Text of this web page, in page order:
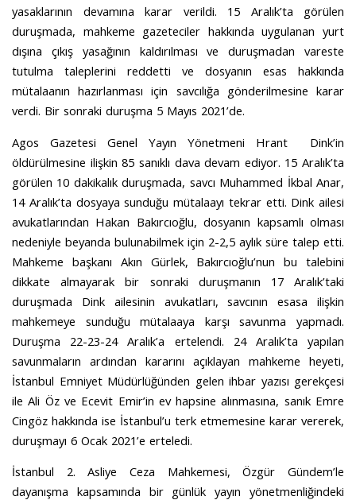
yasaklarının devamına karar verildi. 15 Aralık’ta görülen
duruşmada, mahkeme gazeteciler hakkında uygulanan yurt
dışına çıkış yasağının kaldırılması ve duruşmadan vareste
tutulma taleplerini reddetti ve dosyanın esas hakkında
mütalaanın hazırlanması için savcılığa gönderilmesine karar
verdi. Bir sonraki duruşma 5 Mayıs 2021’de.
Agos Gazetesi Genel Yayın Yönetmeni Hrant Dink’in
öldürülmesine ilişkin 85 sanıklı dava devam ediyor. 15 Aralık’ta
görülen 10 dakikalık duruşmada, savcı Muhammed İkbal Anar,
14 Aralık’ta dosyaya sunduğu mütalaayı tekrar etti. Dink ailesi
avukatlarından Hakan Bakırcıoğlu, dosyanın kapsamlı olması
nedeniyle beyanda bulunabilmek için 2-2,5 aylık süre talep etti.
Mahkeme başkanı Akın Gürlek, Bakırcıoğlu’nun bu talebini
dikkate almayarak bir sonraki duruşmanın 17 Aralık’taki
duruşmada Dink ailesinin avukatları, savcının esasa ilişkin
mahkemeye sunduğu mütalaaya karşı savunma yapmadı.
Duruşma 22-23-24 Aralık’a ertelendi. 24 Aralık’ta yapılan
savunmaların ardından kararını açıklayan mahkeme heyeti,
İstanbul Emniyet Müdürlüğünden gelen ihbar yazısı gerekçesi
ile Ali Öz ve Ecevit Emir’in ev hapsine alınmasına, sanık Emre
Cingöz hakkında ise İstanbul’u terk etmemesine karar vererek,
duruşmayı 6 Ocak 2021’e erteledi.
İstanbul 2. Asliye Ceza Mahkemesi, Özgür Gündem’le
dayanışma kapsamında bir günlük yayın yönetmenliğindeki